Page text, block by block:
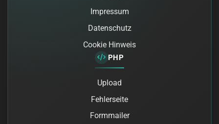
Impressum
Datenschutz
Cookie Hinweis
PHP
Upload
Fehlerseite
Formmailer